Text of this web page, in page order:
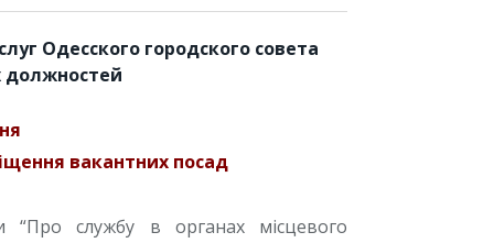
Одесского городского совета
должностей
вакантних посад
“Про службу в органах місцевого